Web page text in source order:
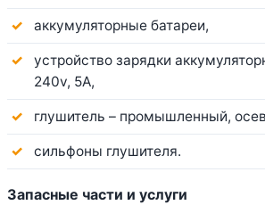
аккумуляторные батареи,
устройство зарядки
240v, 5A,
глушитель – промышленный,
сильфоны глушителя.
Запасные части и услуги